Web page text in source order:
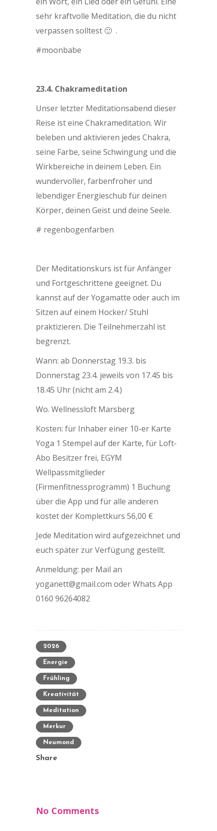
sehr kraftvolle Meditation, die du nicht
verpassen solltest 🙂 .
#moonbabe
23.4. Chakrameditation
Unser letzter Meditationsabend dieser
Reise ist eine Chakrameditation. Wir
beleben und aktivieren jedes Chakra,
seine Farbe, seine Schwingung und die
Wirkbereiche in deinem Leben. Ein
wundervoller, farbenfroher und
lebendiger Energieschub für deinen
Körper, deinen Geist und deine Seele.
# regenbogenfarben
Der Meditationskurs ist für Anfänger
und Fortgeschrittene geeignet. Du
kannst auf der Yogamatte oder auch im
Sitzen auf einem Hocker/ Stuhl
praktizieren. Die Teilnehmerzahl ist
begrenzt.
Wann: ab Donnerstag 19.3. bis
Donnerstag 23.4. jeweils von 17.45 bis
18.45 Uhr (nicht am 2.4.)
Wo. Wellnessloft Marsberg
Kosten: für Inhaber einer 10-er Karte
Yoga 1 Stempel auf der Karte, für Loft-
Abo Besitzer frei, EGYM
Wellpassmitglieder
(Firmenfitnessprogramm) 1 Buchung
über die App und für alle anderen
kostet der Komplettkurs 56,00 €
Jede Meditation wird aufgezeichnet und
euch später zur Verfügung gestellt.
Anmeldung: per Mail an
yoganett@gmail.com oder Whats App
0160 96264082
2026
Energie
Frühling
Kreativität
Meditation
Merkur
Neumond
Share
No Comments